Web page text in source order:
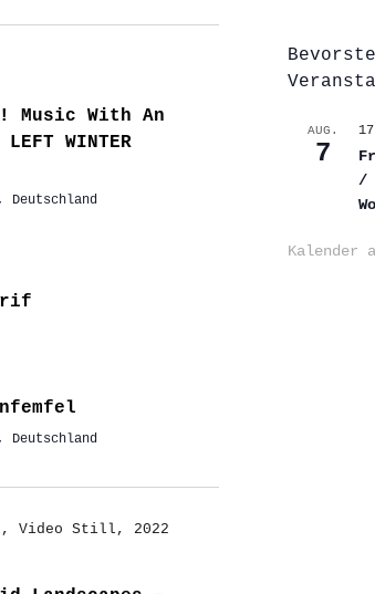
With An
WINTER
AUG.
7
/
Kalender